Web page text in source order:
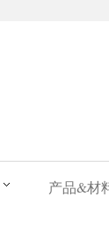
产品&材